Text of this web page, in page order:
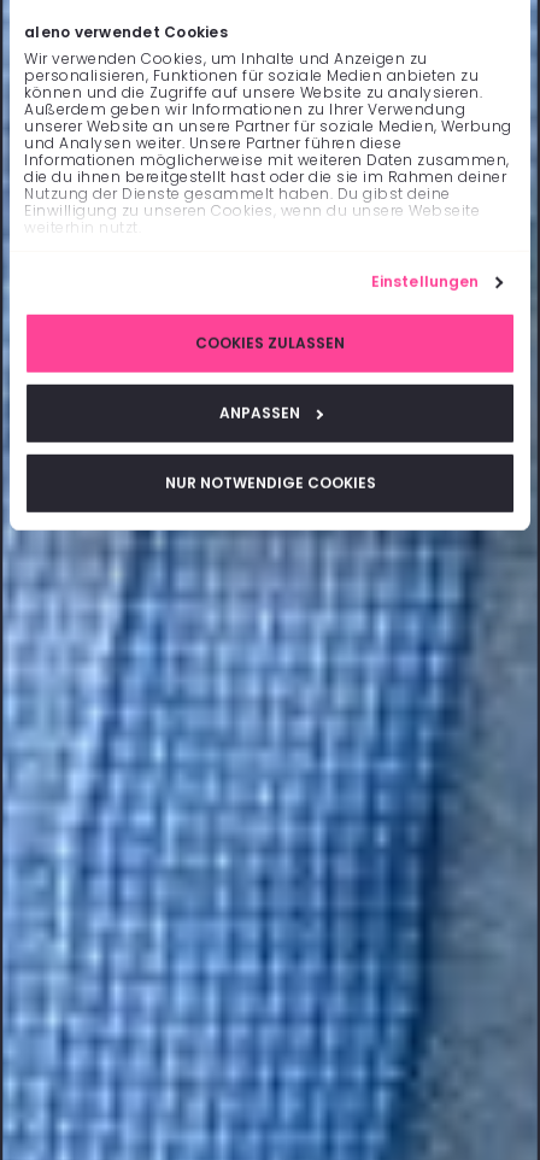
aleno verwendet Cookies
Wir verwenden Cookies, um Inhalte und Anzeigen zu
personalisieren, Funktionen für soziale Medien anbieten zu
können und die Zugriffe auf unsere Website zu analysieren.
Außerdem geben wir Informationen zu Ihrer Verwendung
unserer Website an unsere Partner für soziale Medien, Werbung
und Analysen weiter. Unsere Partner führen diese
Informationen möglicherweise mit weiteren Daten zusammen,
die du ihnen bereitgestellt hast oder die sie im Rahmen deiner
Nutzung der Dienste gesammelt haben. Du gibst deine
Einwilligung zu unseren Cookies, wenn du unsere Webseite
weiterhin nutzt.
Einstellungen
COOKIES ZULASSEN
ANPASSEN
NUR NOTWENDIGE COOKIES